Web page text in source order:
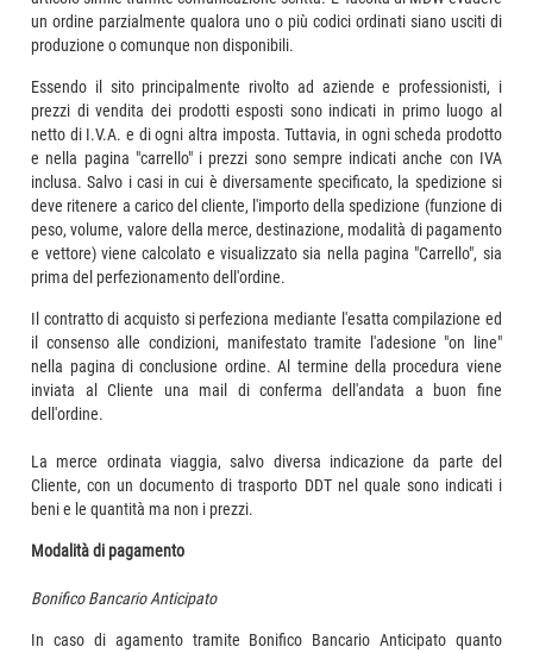
un ordine parzialmente qualora uno o più codici ordinati siano usciti di
produzione o comunque non disponibili.
Essendo il sito principalmente rivolto ad aziende e professionisti, i
prezzi di vendita dei prodotti esposti sono indicati in primo luogo al
netto di I.V.A. e di ogni altra imposta. Tuttavia, in ogni scheda prodotto
e nella pagina "carrello" i prezzi sono sempre indicati anche con IVA
inclusa. Salvo i casi in cui è diversamente specificato, la spedizione si
deve ritenere a carico del cliente, l'importo della spedizione (funzione di
peso, volume, valore della merce, destinazione, modalità di pagamento
e vettore) viene calcolato e visualizzato sia nella pagina "Carrello", sia
prima del perfezionamento dell'ordine.
Il contratto di acquisto si perfeziona mediante l'esatta compilazione ed
il consenso alle condizioni, manifestato tramite l'adesione "on line"
nella pagina di conclusione ordine. Al termine della procedura viene
inviata al Cliente una mail di conferma dell'andata a buon fine
dell'ordine.
La merce ordinata viaggia, salvo diversa indicazione da parte del
Cliente, con un documento di trasporto DDT nel quale sono indicati i
beni e le quantità ma non i prezzi.
Modalità di pagamento
Bonifico Bancario Anticipato
In caso di agamento tramite Bonifico Bancario Anticipato quanto